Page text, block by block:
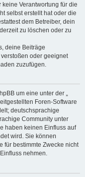
Verantwortung für die
selbst erstellt hat oder die
dem Betreiber, dein
zu löschen oder zu
deine Beiträge
oder geeignet
zuzufügen.
um eine unter der „
Foren-Software
deutschsprachige
Community unter
haben keinen Einfluss auf
wird. Sie können
für bestimmte Zwecke nicht
nehmen.